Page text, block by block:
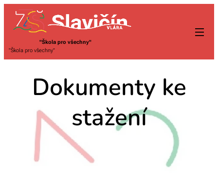
"Škola pro všechny"
"Škola pro všechny"
Dokumenty ke
stažení